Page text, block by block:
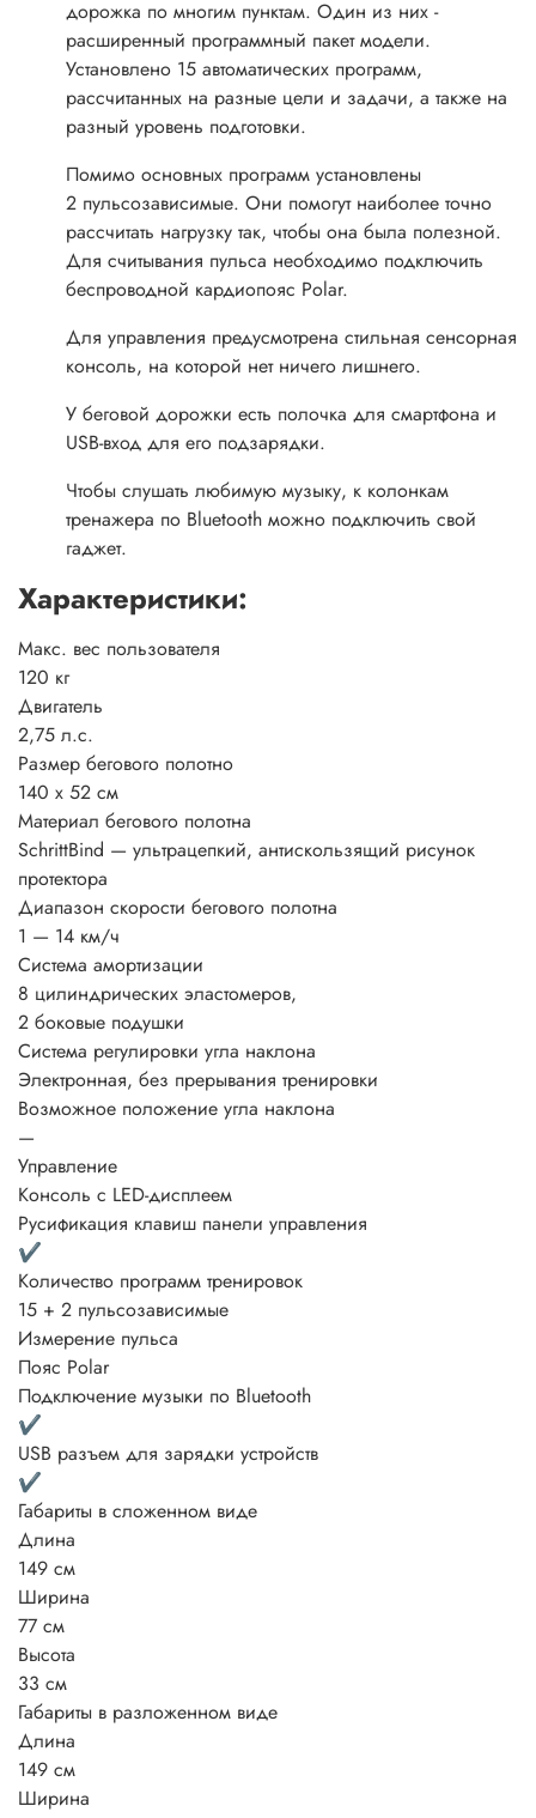
дорожка по многим пунктам. Один из них -
расширенный программный пакет модели.
Установлено 15 автоматических программ,
рассчитанных на разные цели и задачи, а также на
разный уровень подготовки.
Помимо основных программ установлены
2 пульсозависимые. Они помогут наиболее точно
рассчитать нагрузку так, чтобы она была полезной.
Для считывания пульса необходимо подключить
беспроводной кардиопояс Polar.
Для управления предусмотрена стильная сенсорная
консоль, на которой нет ничего лишнего.
У беговой дорожки есть полочка для смартфона и
USB-вход для его подзарядки.
Чтобы слушать любимую музыку, к колонкам
тренажера по Bluetooth можно подключить свой
гаджет.
Характеристики:
Макс. вес пользователя
120 кг
Двигатель
2,75 л.с.
Размер бегового полотно
140 х 52 см
Материал бегового полотна
SchrittBind — ультрацепкий, антискользящий рисунок
протектора
Диапазон скорости бегового полотна
1 — 14 км/ч
Система амортизации
8 цилиндрических эластомеров,
2 боковые подушки
Система регулировки угла наклона
Электронная, без прерывания тренировки
Возможное положение угла наклона
—
Управление
Консоль с LED-дисплеем
Русификация клавиш панели управления
✔
Количество программ тренировок
15 + 2 пульсозависимые
Измерение пульса
Пояс Polar
Подключение музыки по Bluetooth
✔
USB разъем для зарядки устройств
✔
Габариты в сложенном виде
Длина
149 см
Ширина
77 см
Высота
33 см
Габариты в разложенном виде
Длина
149 см
Ширина